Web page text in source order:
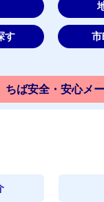
す 市
ちば安全・安心メ